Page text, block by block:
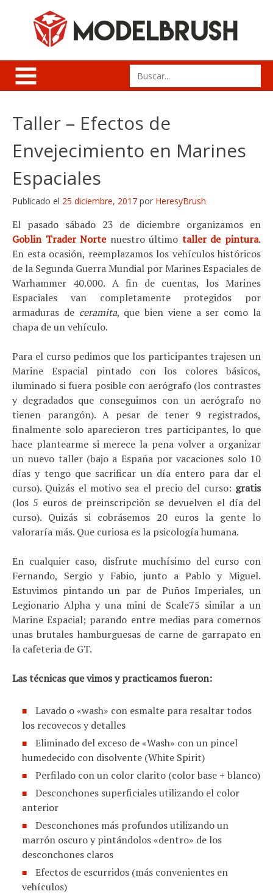
Search
for:
Taller – Efectos de
Envejecimiento en Marines
Espaciales
Publicado el 25 diciembre, 2017 por HeresyBrush
El pasado sábado 23 de diciembre organizamos en
Goblin Trader Nortenuestro último taller de pintura.
En esta ocasión, reemplazamos los vehículos históricos
de la Segunda Guerra Mundial por Marines Espaciales de
Warhammer 40.000. A fin de cuentas, los Marines
Espaciales van completamente protegidos por
armaduras de ceramita, que bien viene a ser como la
chapa de un vehículo.
Para el curso pedimos que los participantes trajesen un
Marine Espacial pintado con los colores básicos,
iluminado si fuera posible con aerógrafo (los contrastes
y degradados que conseguimos con un aerógrafo no
tienen parangón). A pesar de tener 9 registrados,
finalmente solo aparecieron tres participantes, lo que
hace plantearme si merece la pena volver a organizar
un nuevo taller (bajo a España por vacaciones solo 10
días y tengo que sacrificar un día entero para dar el
curso). Quizás el motivo sea el precio del curso: gratis
(los 5 euros de preinscripción se devuelven el día del
curso). Quizás si cobrásemos 20 euros la gente lo
valoraría más. Que curiosa es la psicología humana.
En cualquier caso, disfrute muchísimo del curso con
Fernando, Sergio y Fabio, junto a Pablo y Miguel.
Estuvimos pintando un par de Puños Imperiales, un
Legionario Alpha y una mini de Scale75 similar a un
Marine Espacial; parando entre medias para comernos
unas brutales hamburguesas de carne de garrapato en
la cafeteria de GT.
Las técnicas que vimos y practicamos fueron:
Lavado o «wash» con esmalte para resaltar todos
los recovecos y detalles
Eliminado del exceso de «Wash» con un pincel
humedecido con disolvente (White Spirit)
Perfilado con un color clarito (color base + blanco)
Desconchones superficiales utilizando el color
anterior
Desconchones más profundos utilizando un
marrón oscuro y pintándolos «dentro» de los
desconchones claros
Efectos de escurridos (más convenientes en
vehículos)